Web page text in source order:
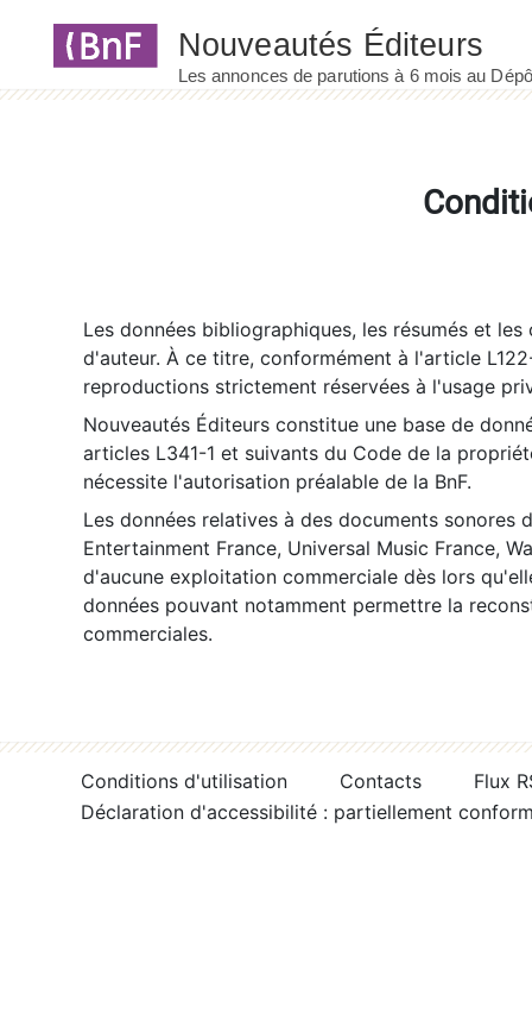
Les données bibliographiques, les résumés et
d'auteur. À ce titre, conformément à l'article
reproductions strictement réservées à l'usage
Nouveautés Éditeurs constitue une base de
articles L341-1 et suivants du Code de la
nécessite l'autorisation préalable de la BnF.
Les données relatives à des documents sonores
Entertainment France, Universal Music France,
d'aucune exploitation commerciale dès lors
données pouvant notamment permettre la
commerciales.
Conditions d'utilisation Contacts
Flux
Déclaration d'accessibilité : partiellement